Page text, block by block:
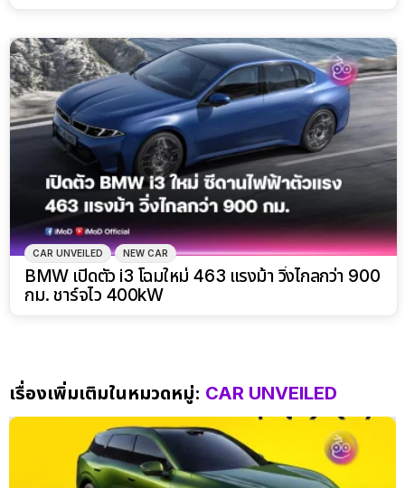
CAR UNVEILED NEW CAR
BMW เปิดตัว i3 โฉมใหม่ 463 แรงม้า วิ่งไกลกว่า 900
กม. ชาร์จไว 400kW
เรื่องเพิ่มเติมในหมวดหมู่: CAR UNVEILED